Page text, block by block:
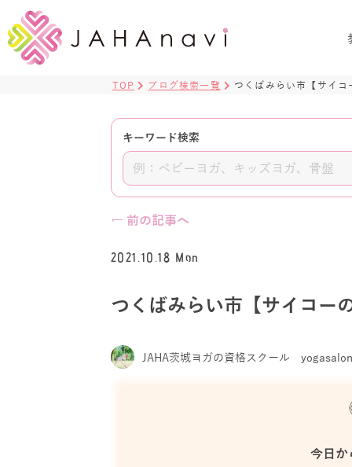
TOP ブログ検索一覧 つくばみらい市【サイ
キーワード検索
← 前の記事へ
2021.10.18 Mon
つくばみらい市【サイコー
JAHA茨城ヨガの資格スクール
今日か